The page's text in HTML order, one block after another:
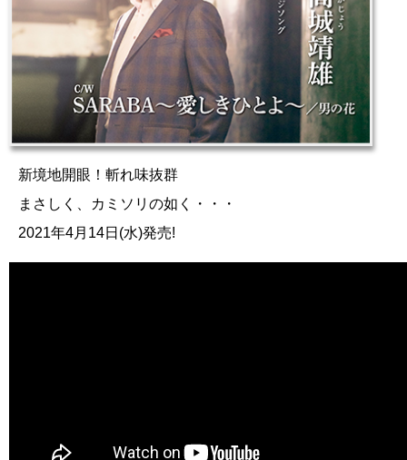
新境地開眼！斬れ味抜群
まさしく、カミソリの如く・・・
2021年4月14日(水)発売!